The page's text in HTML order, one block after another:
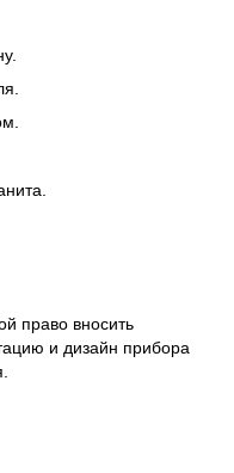
право вносить
и дизайн прибора